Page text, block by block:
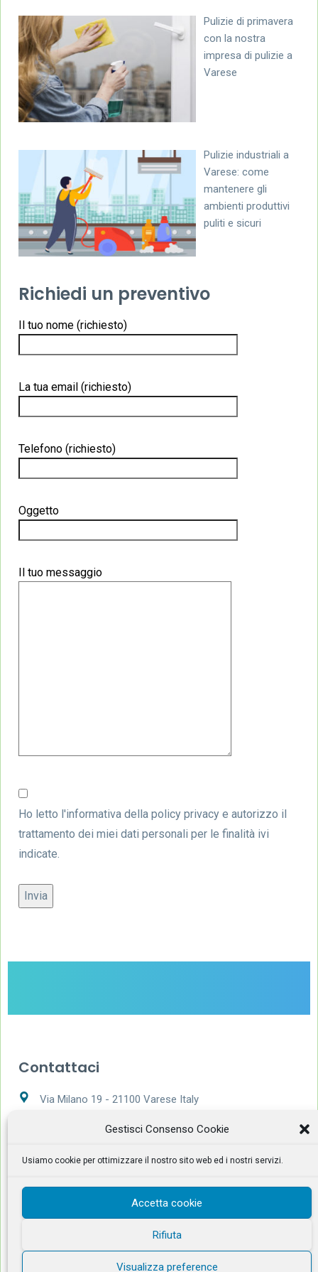
Gestisci Consenso Cookie
Usiamo cookie per ottimizzare il nostro sito web ed i nostri servizi.
Accetta cookie
Rifiuta
Visualizza preference
Pulizie di primavera
con la nostra
impresa di pulizie a
Varese
Pulizie industriali a
Varese: come
mantenere gli
ambienti produttivi
puliti e sicuri
Richiedi un preventivo
Il tuo nome (richiesto)
La tua email (richiesto)
Telefono (richiesto)
Oggetto
Il tuo messaggio
Ho letto l'informativa della policy privacy e autorizzo il
trattamento dei miei dati personali per le finalità ivi
indicate.
Contattaci
Via Milano 19 - 21100 Varese Italy
+39 0332 169 7562
Lunedì - Sabato 9:00 – 20:00
info@tecnoclean.net